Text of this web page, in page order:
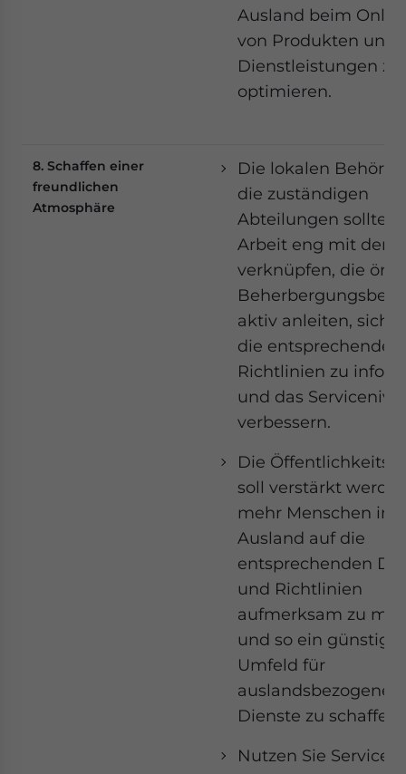
Ausland beim
von Produkten und
Dienstleistungen zu
optimieren.
8. Schaffen einer
freundlichen
Atmosphäre
Die lokalen
die zuständigen
Abteilungen sollten
Arbeit eng mit der
verknüpfen, die
aktiv anleiten, sich
die entsprechenden
Richtlinien zu
und das
verbessern.
Die
soll verstärkt
mehr Menschen im
Ausland auf die
entsprechenden
und Richtlinien
aufmerksam zu
und so ein
Umfeld für
auslandsbezogene
Dienste zu schaffen.
Nutzen Sie Service-